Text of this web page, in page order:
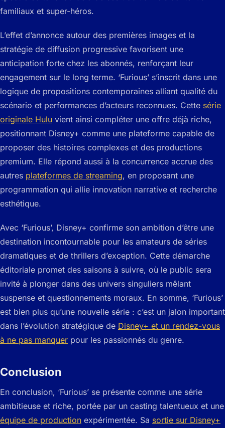
familiaux et super-héros.
L’effet d’annonce autour des premières images et la
stratégie de diffusion progressive favorisent une
anticipation forte chez les abonnés, renforçant leur
engagement sur le long terme. ‘Furious’ s’inscrit dans une
logique de propositions contemporaines alliant qualité du
scénario et performances d’acteurs reconnues. Cette série
originale Hulu vient ainsi compléter une offre déjà riche,
positionnant Disney+ comme une plateforme capable de
proposer des histoires complexes et des productions
premium. Elle répond aussi à la concurrence accrue des
autres plateformes de streaming, en proposant une
programmation qui allie innovation narrative et recherche
esthétique.
Avec ‘Furious’, Disney+ confirme son ambition d’être une
destination incontournable pour les amateurs de séries
dramatiques et de thrillers d’exception. Cette démarche
éditoriale promet des saisons à suivre, où le public sera
invité à plonger dans des univers singuliers mêlant
suspense et questionnements moraux. En somme, ‘Furious’
est bien plus qu’une nouvelle série : c’est un jalon important
dans l’évolution stratégique de Disney+ et un rendez-vous
à ne pas manquer pour les passionnés du genre.
Conclusion
En conclusion, ‘Furious’ se présente comme une série
ambitieuse et riche, portée par un casting talentueux et une
équipe de production expérimentée. Sa sortie sur Disney+